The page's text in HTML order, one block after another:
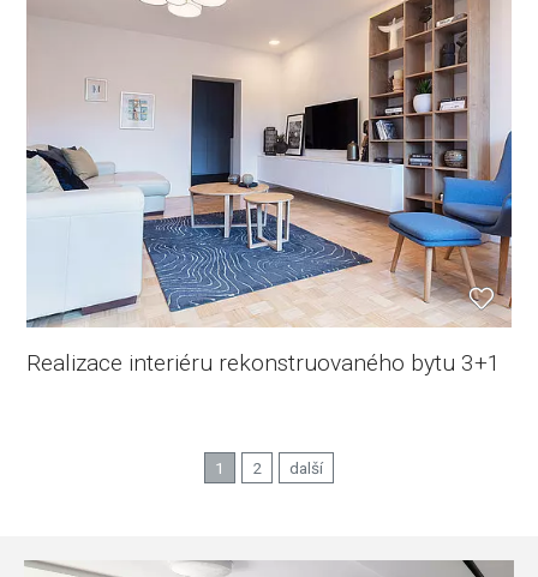
Realizace interiéru rekonstruovaného bytu 3+1
1 2 další